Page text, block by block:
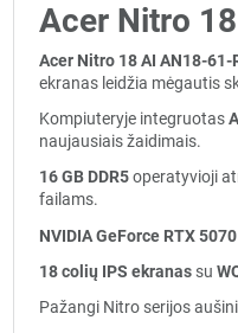
Acer Nitro
Acer Nitro 18 AI AN18-61-
ekranas leidžia mėgautis
Kompiuteryje integruotas
naujausiais žaidimais.
16 GB DDR5operatyvioji
failams.
NVIDIA GeForce RTX 5070
18 colių IPS ekranassu
Pažangi Nitro serijos